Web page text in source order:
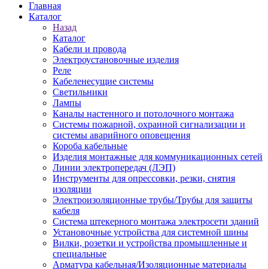
Главная
Каталог
Назад
Каталог
Кабели и провода
Электроустановочные изделия
Реле
Кабеленесущие системы
Светильники
Лампы
Каналы настенного и потолочного монтажа
Системы пожарной, охранной сигнализации и
системы аварийного оповещения
Короба кабельные
Изделия монтажные для коммуникационных сетей
Линии электропередач (ЛЭП)
Инструменты для опрессовки, резки, снятия
изоляции
Электроизоляционные трубы/Трубы для защиты
кабеля
Система штекерного монтажа электросети зданий
Установочные устройства для системной шины
Вилки, розетки и устройства промышленные и
специальные
Арматура кабельная/Изоляционные материалы